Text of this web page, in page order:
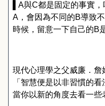
▌A與C都是固定的事實，
A ，會因為不同的B導致
時候，留意一下自己的B
現代心理學之父威廉．詹
「智慧便是以非習慣的看
當你以新的角度去看一